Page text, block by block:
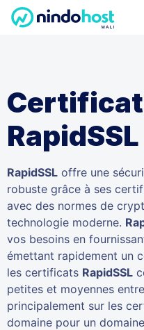
RapidSSL
RapidSSL offre une
robuste grâce à ses
avec des normes de
technologie moderne.
vos besoins en
émettant rapidement un
les certificats RapidSSL
petites et moyennes
principalement sur les
domaine pour un